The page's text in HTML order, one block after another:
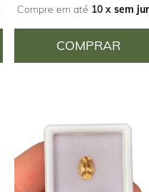
Compre em até 10 x sem
COMPRAR